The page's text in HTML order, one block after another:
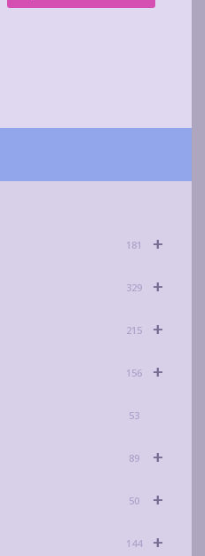
+
181
+
329
+
215
+
156
53
+
89
+
50
+
144